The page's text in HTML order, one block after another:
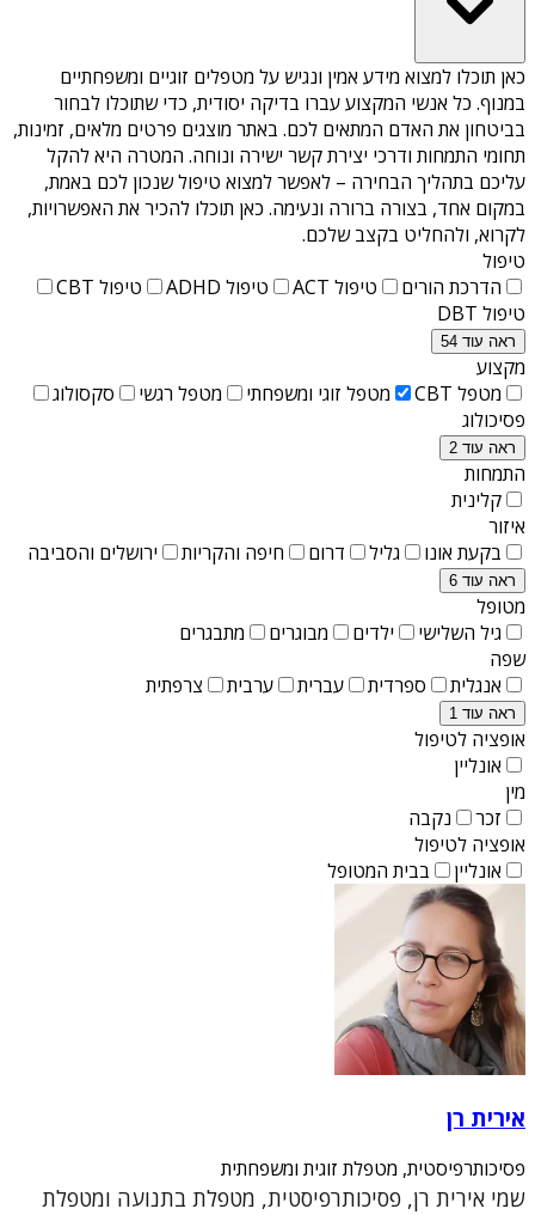
כאן תוכלו למצוא מידע אמין ונגיש על מטפלים זוגיים ומשפחתיים
במנוף. כל אנשי המקצוע עברו בדיקה יסודית, כדי שתוכלו לבחור
בביטחון את האדם המתאים לכם. באתר מוצגים פרטים מלאים, זמינות,
תחומי התמחות ודרכי יצירת קשר ישירה ונוחה. המטרה היא להקל
עליכם בתהליך הבחירה – לאפשר למצוא טיפול שנכון לכם באמת,
במקום אחד, בצורה ברורה ונעימה. כאן תוכלו להכיר את האפשרויות,
לקרוא, ולהחליט בקצב שלכם.
טיפול
הדרכת הורים
טיפול ACT טיפול ADHD
טיפול CBT
טיפול DBT
ראה עוד 54
מקצוע
מטפל CBT
מטפל זוגי ומשפחתי מטפל רגשי
סקסולוג
פסיכולוג
ראה עוד 2
התמחות
קלינית
איזור
בקעת אונו
גליל דרום חיפה והקריות ירושלים והסביבה
ראה עוד 6
מטופל
גיל השלישי
ילדים מבוגרים
מתבגרים
שפה
אנגלית
ספרדית עברית ערבית צרפתית
ראה עוד 1
אופציה לטיפול
אונליין
מין
זכר
נקבה
אופציה לטיפול
אונליין
בבית המטופל
אירית רן
פסיכותרפיסטית, מטפלת זוגית ומשפחתית
שמי אירית רן, פסיכותרפיסטית, מטפלת בתנועה ומטפלת